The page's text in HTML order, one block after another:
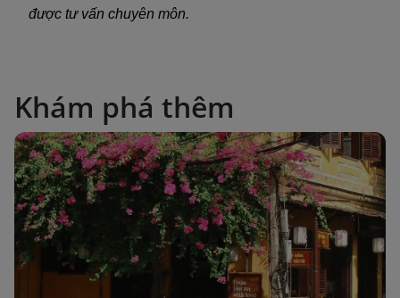
được tư vấn chuyên môn.
Khám phá thêm